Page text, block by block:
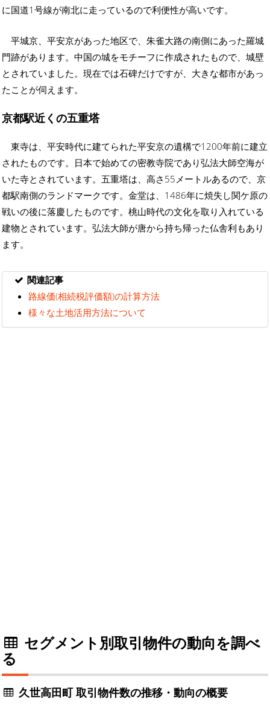
に国道1号線が南北に走っているので利便性が高いです。
平城京、平安京があった地区で、朱雀大路の南側にあった羅城
門跡があります。中国の城をモチーフに作成されたもので、城壁
とされていました。現在では石碑だけですが、大きな都市があっ
たことが伺えます。
京都駅近くの五重塔
東寺は、平安時代に建てられた平安京の遺構で1200年前に建立
されたものです。日本で始めての密教寺院であり弘法大師空海が
いた寺とされています。五重塔は、高さ55メートルあるので、京
都駅南側のランドマークです。金堂は、1486年に焼失し関ケ原の
戦いの後に落慶したものです。桃山時代の文化を取り入れている
建物とされています。弘法大師が唐から持ち帰った仏舎利もあり
ます。
関連記事
路線価(相続税評価額)の計算方法
様々な土地活用方法について
セグメント別取引物件の動向を調べ
る
久世高田町 取引物件数の推移・動向の概要